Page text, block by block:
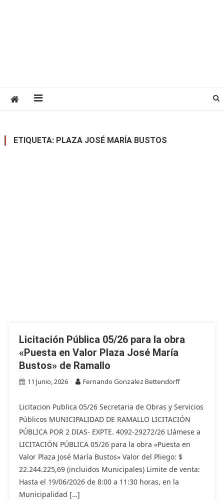
ETIQUETA: PLAZA JOSÉ MARÍA BUSTOS
Licitación Pública 05/26 para la obra
«Puesta en Valor Plaza José María
Bustos» de Ramallo
11 Junio, 2026 Fernando Gonzalez Bettendorff
Licitacion Publica 05/26 Secretaria de Obras y Servicios
Públicos MUNICIPALIDAD DE RAMALLO LICITACIÓN
PÚBLICA POR 2 DIAS- EXPTE. 4092-29272/26 Llámese a
LICITACIÓN PÚBLICA 05/26 para la obra «Puesta en
Valor Plaza José María Bustos» Valor del Pliego: $
22.244.225,69 (incluidos Municipales) Limite de venta:
Hasta el 19/06/2026 de 8:00 a 11:30 horas, en la
Municipalidad […]